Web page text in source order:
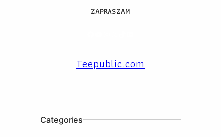
ZAPRASZAM
Teepublic.com
Categories